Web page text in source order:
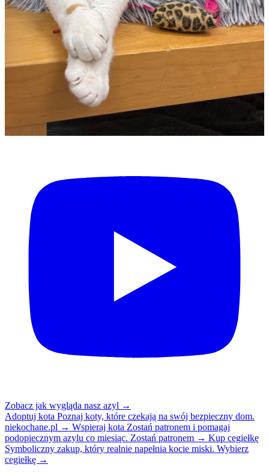
Zobacz jak wygląda nasz azyl →
Adoptuj kota Poznaj koty, które czekają na swój bezpieczny dom.
niekochane.pl → Wspieraj kota Zostań patronem i pomagaj
podopiecznym azylu co miesiąc. Zostań patronem → Kup cegiełkę
Symboliczny zakup, który realnie napełnia kocie miski. Wybierz
cegiełkę →